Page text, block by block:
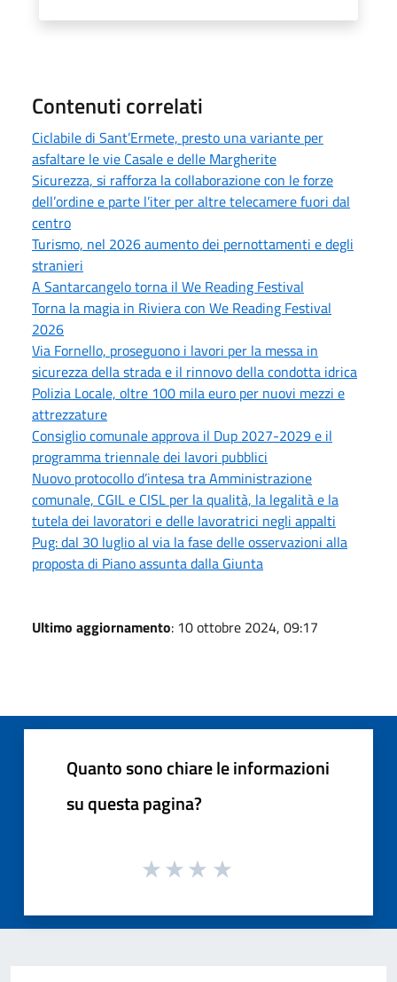
Contenuti correlati
Ciclabile di Sant’Ermete, presto una variante per
asfaltare le vie Casale e delle Margherite
Sicurezza, si rafforza la collaborazione con le forze
dell’ordine e parte l’iter per altre telecamere fuori dal
centro
Turismo, nel 2026 aumento dei pernottamenti e degli
stranieri
A Santarcangelo torna il We Reading Festival
Torna la magia in Riviera con We Reading Festival
2026
Via Fornello, proseguono i lavori per la messa in
sicurezza della strada e il rinnovo della condotta idrica
Polizia Locale, oltre 100 mila euro per nuovi mezzi e
attrezzature
Consiglio comunale approva il Dup 2027-2029 e il
programma triennale dei lavori pubblici
Nuovo protocollo d’intesa tra Amministrazione
comunale, CGIL e CISL per la qualità, la legalità e la
tutela dei lavoratori e delle lavoratrici negli appalti
Pug: dal 30 luglio al via la fase delle osservazioni alla
proposta di Piano assunta dalla Giunta
Ultimo aggiornamento: 10 ottobre 2024, 09:17
Quanto sono chiare le informazioni
su questa pagina?